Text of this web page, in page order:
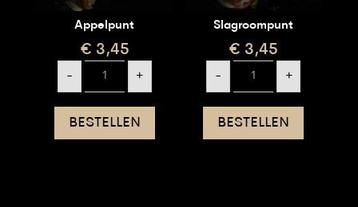
Appelpunt
€ 3,45
-
aantal
+
BESTELLEN
Slagroompunt
€ 3,45
-
aantal
+
BESTELLEN